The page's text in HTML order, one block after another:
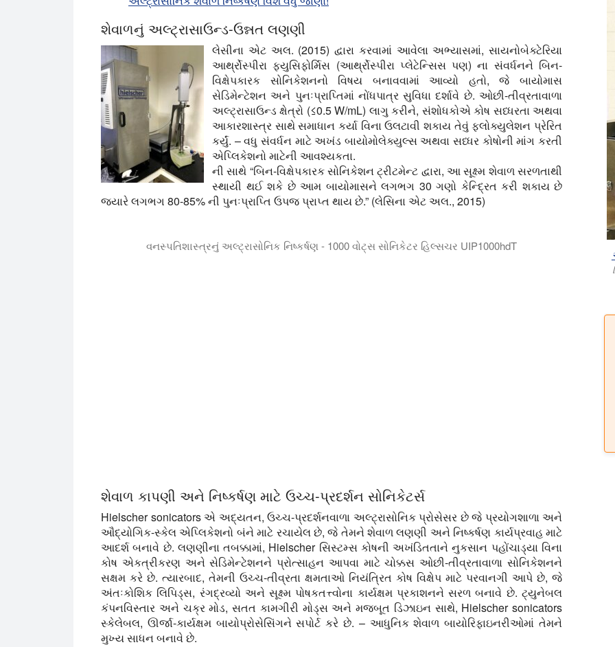
શેવાળનું અલ્ટ્રાસાઉન્ડ-ઉન્નત લણણી
લેસીના એટ અલ. (2015) દ્વારા કરવામાં આવેલા અભ્યાસમાં, સાયનોબેક્ટેરિયા
આર્થ્રોસ્પીરા ફ્યુસિફોર્મિસ (આર્થ્રોસ્પીરા પ્લેટેન્સિસ પણ) ના સંવર્ધનને બિન-
વિક્ષેપકારક સોનિકેશનનો વિષય બનાવવામાં આવ્યો હતો, જે બાયોમાસ
સેડિમેન્ટેશન અને પુનઃપ્રાપ્તિમાં નોંધપાત્ર સુવિધા દર્શાવે છે. ઓછી-તીવ્રતાવાળા
અલ્ટ્રાસાઉન્ડ ક્ષેત્રો (≤0.5 W/mL) લાગુ કરીને, સંશોધકોએ કોષ સધ્ધરતા અથવા
આકારશાસ્ત્ર સાથે સમાધાન કર્યા વિના ઉલટાવી શકાય તેવું ફ્લોક્યુલેશન પ્રેરિત
કર્યું. – વધુ સંવર્ધન માટે અખંડ બાયોમોલેક્યુલ્સ અથવા સધ્ધર કોષોની માંગ કરતી
એપ્લિકેશનો માટેની આવશ્યકતા.
ની સાથે “બિન-વિક્ષેપકારક સોનિકેશન ટ્રીટમેન્ટ દ્વારા, આ સૂક્ષ્મ શેવાળ સરળતાથી
સ્થાયી થઈ શકે છે આમ બાયોમાસને લગભગ 30 ગણો કેન્દ્રિત કરી શકાય છે
જ્યારે લગભગ 80-85% ની પુનઃપ્રાપ્તિ ઉપજ પ્રાપ્ત થાય છે.” (લેસિના એટ અલ., 2015)
વનસ્પતિશાસ્ત્રનું અલ્ટ્રાસોનિક નિષ્કર્ષણ - 1000 વોટ્સ સોનિકેટર હિલ્સચર UIP1000hdT
આ ટૂંકી ક્લિપમાં અમે તમને Hielscher પ્રોબ-ટાઇપ સોનિકેટર UIP1000hdT સાથે અલ્ટ્રાસોનિક નિષ્કર્ષણની
અલ્ટ્રાસોનિક નિષ્કર્ષણનો લાભ લો અને મેળ ન ખાતી કાર્યક્ષમતા અને ટકાઉપણું સાથે બોટનિકલ નિષ્કર્ષણ માટે
શેવાળ કાપણી અને નિષ્કર્ષણ માટે ઉચ્ચ-પ્રદર્શન સોનિકેટર્સ
Hielscher sonicators એ અદ્યતન, ઉચ્ચ-પ્રદર્શનવાળા અલ્ટ્રાસોનિક પ્રોસેસર છે જે પ્રયોગશાળા અને
ઔદ્યોગિક-સ્કેલ એપ્લિકેશનો બંને માટે રચાયેલ છે, જે તેમને શેવાળ લણણી અને નિષ્કર્ષણ કાર્યપ્રવાહ માટે
આદર્શ બનાવે છે. લણણીના તબક્કામાં, Hielscher સિસ્ટમ્સ કોષની અખંડિતતાને નુકસાન પહોંચાડ્યા વિના
કોષ એકત્રીકરણ અને સેડિમેન્ટેશનને પ્રોત્સાહન આપવા માટે ચોક્કસ ઓછી-તીવ્રતાવાળા સોનિકેશનને
સક્ષમ કરે છે. ત્યારબાદ, તેમની ઉચ્ચ-તીવ્રતા ક્ષમતાઓ નિયંત્રિત કોષ વિક્ષેપ માટે પરવાનગી આપે છે, જે
અંતઃકોશિક લિપિડ્સ, રંગદ્રવ્યો અને સૂક્ષ્મ પોષકતત્ત્વોના કાર્યક્ષમ પ્રકાશનને સરળ બનાવે છે. ટ્યુનેબલ
કંપનવિસ્તાર અને ચક્ર મોડ, સતત કામગીરી મોડ્સ અને મજબૂત ડિઝાઇન સાથે, Hielscher sonicators
સ્કેલેબલ, ઊર્જા-કાર્યક્ષમ બાયોપ્રોસેસિંગને સપોર્ટ કરે છે. – આધુનિક શેવાળ બાયોરિફાઇનરીઓમાં તેમને
મુખ્ય સાધન બનાવે છે.